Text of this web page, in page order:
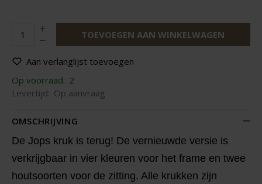
TOEVOEGEN AAN WINKELWAGEN
Aan verlanglijst toevoegen
Op voorraad: 2
Levertijd: Op aanvraag
OMSCHRIJVING
De Jops kruk is terug! De vernieuwde versie is
verkrijgbaar in vier kleuren voor het frame en twee
houtsoorten voor de zitting. Alle krukken zijn